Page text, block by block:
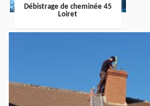
Débistrage de cheminée 45
Loiret